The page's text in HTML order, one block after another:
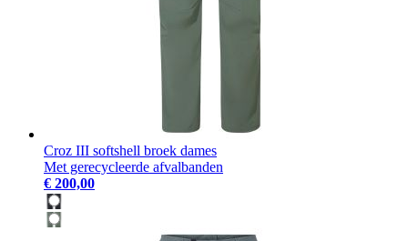
Croz III softshell broek dames
Met gerecycleerde afvalbanden
€ 200,00